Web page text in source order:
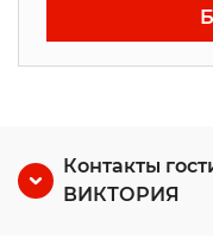
Контакты
ВИКТОРИЯ